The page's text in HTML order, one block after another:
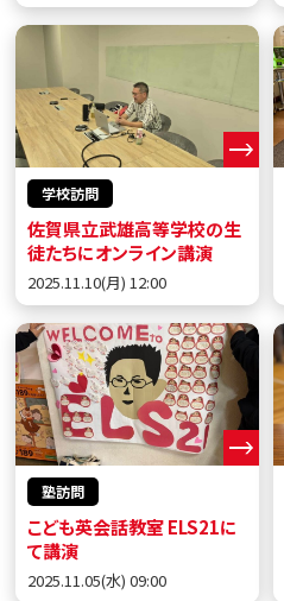
学校訪問
佐賀県立武雄高等学校の生
徒たちにオンライン講演
2025.11.10(月) 12:00
塾訪問
こども英会話教室 ELS21に
て講演
2025.11.05(水) 09:00